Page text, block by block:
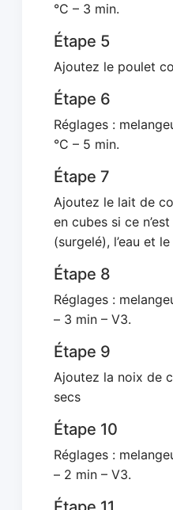
°C – 3 min.
Étape 5
Ajoutez le poulet
Étape 6
Réglages :
°C – 5 min.
Étape 7
Ajoutez le lait de
en cubes si ce
(surgelé), l’eau et
Étape 8
Réglages :
– 3 min – V3.
Étape 9
Ajoutez la noix de
secs
Étape 10
Réglages :
– 2 min – V3.